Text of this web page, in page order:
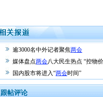
逾3000名中外记者聚焦两会
媒体盘点两会八大民生热点 “控物
国内股市将进入“两会时间”
跟帖评论